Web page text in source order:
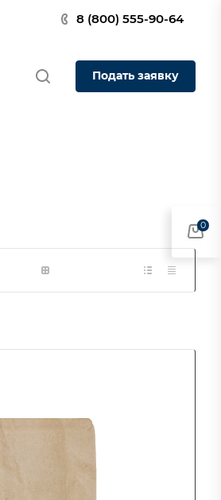
8 (800) 555-90-64
Подать заявку
0